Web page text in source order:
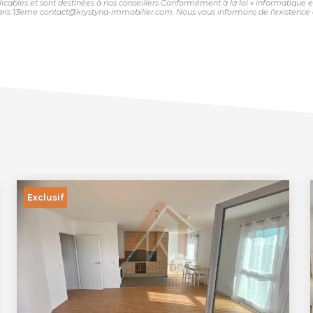
et sont destinées à nos conseillers Conformément à la loi « informatique
13eme contact@krystyna-immobilier.com. Nous vous informons de
Exclusif